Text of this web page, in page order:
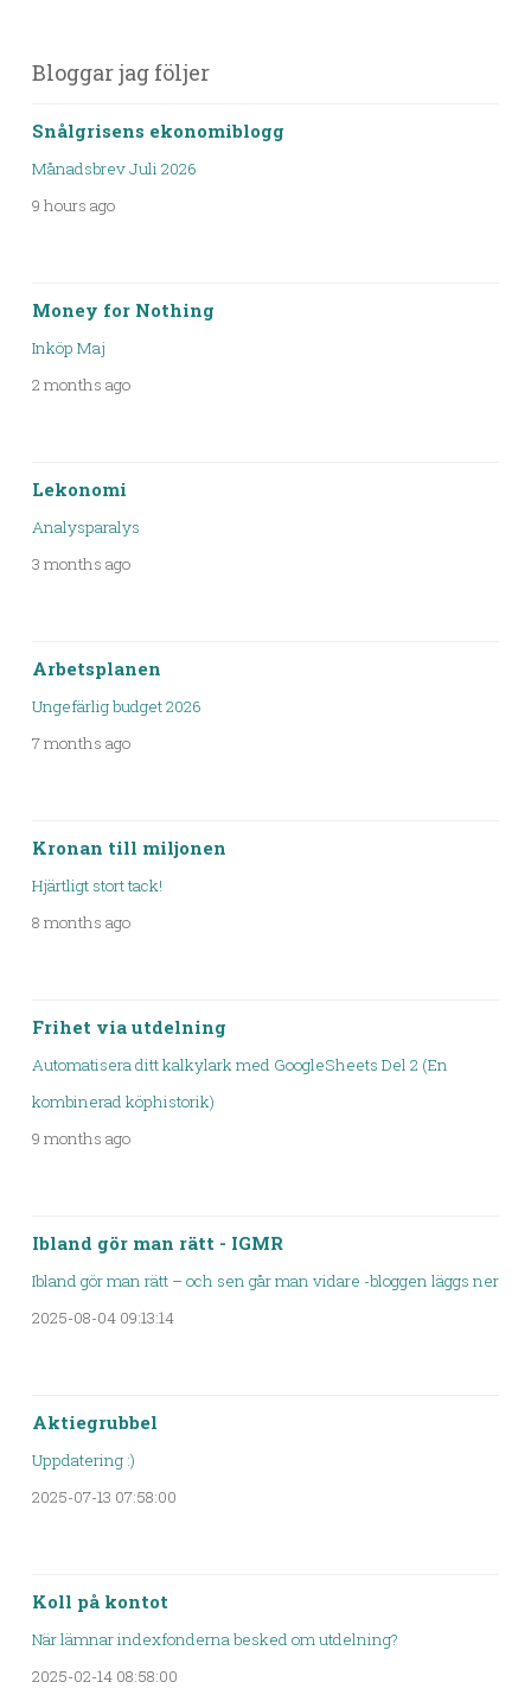
Bloggar jag följer
Snålgrisens ekonomiblogg
Månadsbrev Juli 2026
9 hours ago
Money for Nothing
Inköp Maj
2 months ago
Lekonomi
Analysparalys
3 months ago
Arbetsplanen
Ungefärlig budget 2026
7 months ago
Kronan till miljonen
Hjärtligt stort tack!
8 months ago
Frihet via utdelning
Automatisera ditt kalkylark med GoogleSheets Del 2 (En
kombinerad köphistorik)
9 months ago
Ibland gör man rätt - IGMR
Ibland gör man rätt – och sen går man vidare -bloggen läggs ner
2025-08-04 09:13:14
Aktiegrubbel
Uppdatering :)
2025-07-13 07:58:00
Koll på kontot
När lämnar indexfonderna besked om utdelning?
2025-02-14 08:58:00